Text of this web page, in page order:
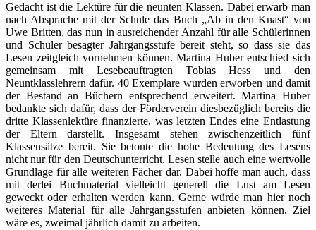
Gedacht ist die Lektüre für die neunten Klassen. Dabei erwarb man
nach Absprache mit der Schule das Buch „Ab in den Knast“ von
Uwe Britten, das nun in ausreichender Anzahl für alle Schülerinnen
und Schüler besagter Jahrgangsstufe bereit steht, so dass sie das
Lesen zeitgleich vornehmen können. Martina Huber entschied sich
gemeinsam mit Lesebeauftragten Tobias Hess und den
Neuntklasslehrern dafür. 40 Exemplare wurden erworben und damit
der Bestand an Büchern entsprechend erweitert. Martina Huber
bedankte sich dafür, dass der Förderverein diesbezüglich bereits die
dritte Klassenlektüre finanzierte, was letzten Endes eine Entlastung
der Eltern darstellt. Insgesamt stehen zwischenzeitlich fünf
Klassensätze bereit. Sie betonte die hohe Bedeutung des Lesens
nicht nur für den Deutschunterricht. Lesen stelle auch eine wertvolle
Grundlage für alle weiteren Fächer dar. Dabei hoffe man auch, dass
mit derlei Buchmaterial vielleicht generell die Lust am Lesen
geweckt oder erhalten werden kann. Gerne würde man hier noch
weiteres Material für alle Jahrgangsstufen anbieten können. Ziel
wäre es, zweimal jährlich damit zu arbeiten.